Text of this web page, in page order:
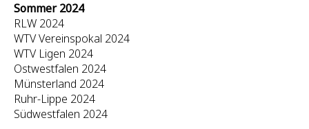
Sommer 2024
RLW 2024
WTV Vereinspokal 2024
WTV Ligen 2024
Ostwestfalen 2024
Münsterland 2024
Ruhr-Lippe 2024
Südwestfalen 2024